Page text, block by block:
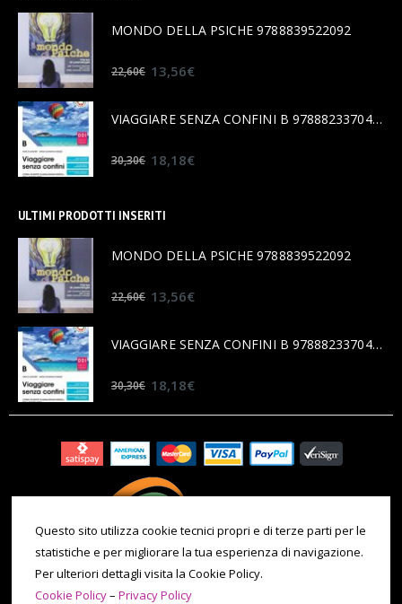
MONDO DELLA PSICHE 9788839522092
22,60€ 13,56€
VIAGGIARE SENZA CONFINI B 9788823370456
30,30€ 18,18€
ULTIMI PRODOTTI INSERITI
MONDO DELLA PSICHE 9788839522092
22,60€ 13,56€
VIAGGIARE SENZA CONFINI B 9788823370456
30,30€ 18,18€
Questo sito utilizza cookie tecnici propri e di terze parti per le
statistiche e per migliorare la tua esperienza di navigazione.
Per ulteriori dettagli visita la Cookie Policy.
Cookie Policy–Privacy Policy